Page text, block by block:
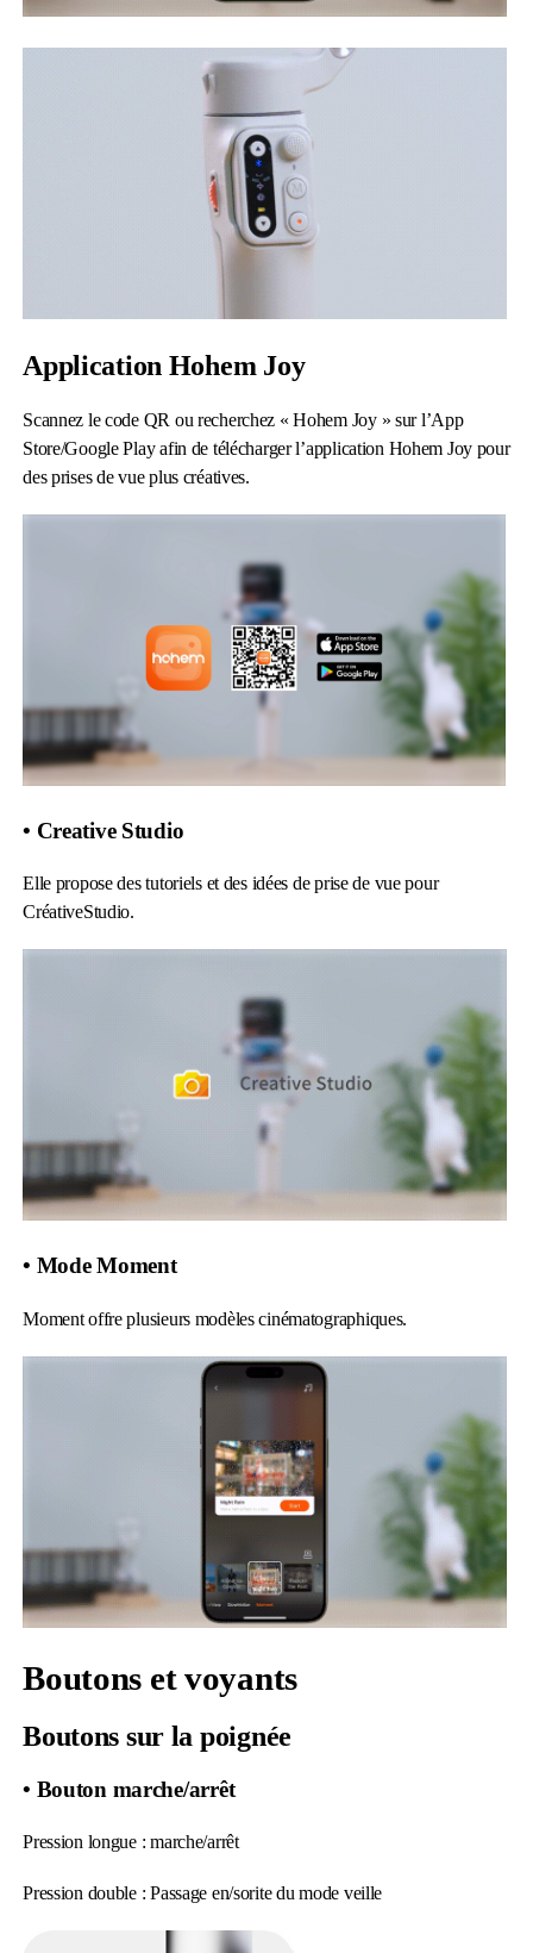
Application Hohem Joy
Scannez le code QR ou recherchez « Hohem Joy » sur l’App
Store/Google Play afin de télécharger l’application Hohem Joy pour
des prises de vue plus créatives.
• Creative Studio
Elle propose des tutoriels et des idées de prise de vue pour
CréativeStudio.
• Mode Moment
Moment offre plusieurs modèles cinématographiques.
Boutons et voyants
Boutons sur la poignée
• Bouton marche/arrêt
Pression longue : marche/arrêt
Pression double : Passage en/sorite du mode veille